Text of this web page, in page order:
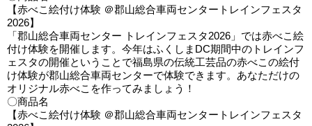
【赤べこ絵付け体験 ＠郡山総合車両センタートレインフェスタ
2026】
「郡山総合車両センター トレインフェスタ2026」では赤べこ絵
付け体験を開催します。今年はふくしまDC期間中のトレインフ
ェスタの開催ということで福島県の伝統工芸品の赤べこの絵付
け体験が郡山総合車両センターで体験できます。あなただけの
オリジナル赤べこを作ってみましょう！
〇商品名
【赤べこ絵付け体験 ＠郡山総合車両センタートレインフェスタ